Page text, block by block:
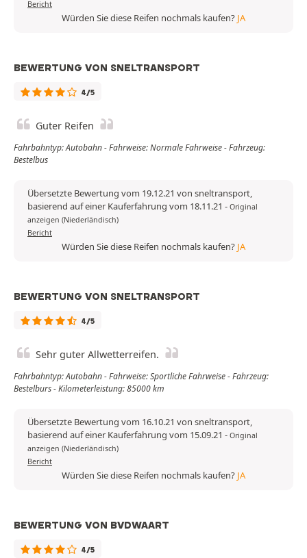
Bericht
Würden Sie diese Reifen nochmals kaufen? JA
BEWERTUNG VON SNELTRANSPORT
4/5
Guter Reifen
Fahrbahntyp: Autobahn - Fahrweise: Normale Fahrweise - Fahrzeug:
Bestelbus
Übersetzte Bewertung vom 19.12.21 von sneltransport,
basierend auf einer Kauferfahrung vom 18.11.21 - Original
anzeigen (Niederländisch)
Bericht
Würden Sie diese Reifen nochmals kaufen? JA
BEWERTUNG VON SNELTRANSPORT
4/5
Sehr guter Allwetterreifen.
Fahrbahntyp: Autobahn - Fahrweise: Sportliche Fahrweise - Fahrzeug:
Bestelburs - Kilometerleistung: 85000 km
Übersetzte Bewertung vom 16.10.21 von sneltransport,
basierend auf einer Kauferfahrung vom 15.09.21 - Original
anzeigen (Niederländisch)
Bericht
Würden Sie diese Reifen nochmals kaufen? JA
BEWERTUNG VON BVDWAART
4/5